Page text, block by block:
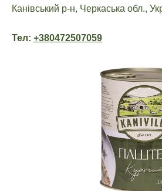
Канівський р-н, Черкаська обл.,
Тел: +380472507059